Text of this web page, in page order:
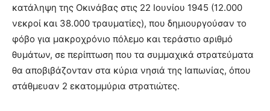
κατάληψη της Οκινάβας στις 22 Ιουνίου 1945 (12.000
νεκροί και 38.000 τραυματίες), που δημιουργούσαν το
φόβο για μακροχρόνιο πόλεμο και τεράστιο αριθμό
θυμάτων, σε περίπτωση που τα συμμαχικά στρατεύματα
θα αποβιβάζονταν στα κύρια νησιά της Ιαπωνίας, όπου
στάθμευαν 2 εκατομμύρια στρατιώτες.